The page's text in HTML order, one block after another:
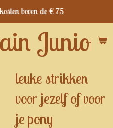
Junior's
boven de € 75
leuke strikken
voor jezelf of voor
je pony